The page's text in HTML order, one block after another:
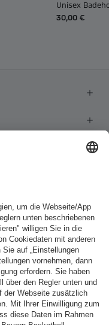
Unisex
30,00 €